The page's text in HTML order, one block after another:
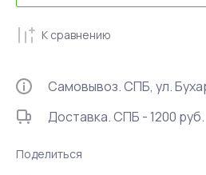
К сравнению
Самовывоз. СПБ, ул.
Доставка. СПБ - 1200 руб.
Поделиться